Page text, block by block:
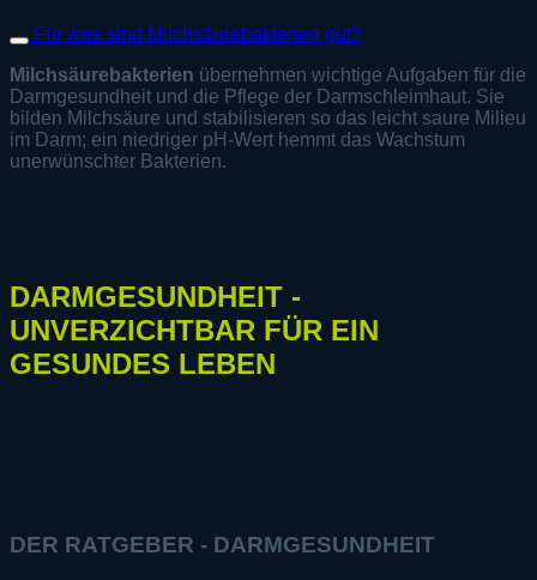
Für was sind Milchsäurebakterien gut?
Milchsäurebakterien übernehmen wichtige Aufgaben für die
Darmgesundheit und die Pflege der Darmschleimhaut. Sie
bilden Milchsäure und stabilisieren so das leicht saure Milieu
im Darm; ein niedriger pH-Wert hemmt das Wachstum
unerwünschter Bakterien.
DARMGESUNDHEIT -
UNVERZICHTBAR FÜR EIN
GESUNDES LEBEN
DER RATGEBER - DARMGESUNDHEIT